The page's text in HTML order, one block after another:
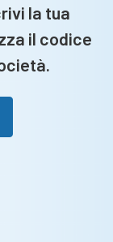
la tua
il codice